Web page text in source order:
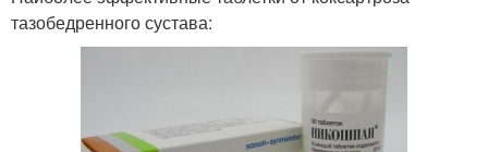
тазобедренного сустава: